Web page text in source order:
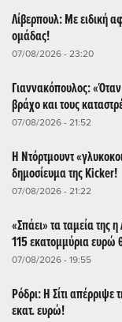
Λίβερπουλ: Με ειδική
ομάδας!
07/08/2026 - 23:20
Γιαννακόπουλος:
βράχο και τους
07/08/2026 - 21:52
Η Ντόρτμουντ
δημοσίευμα της Kicker!
07/08/2026 - 21:22
«Σπάει» τα ταμεία της
115 εκατομμύρια ευρώ
07/08/2026 - 19:55
Ρόδρι: Η Σίτι
εκατ. ευρώ!